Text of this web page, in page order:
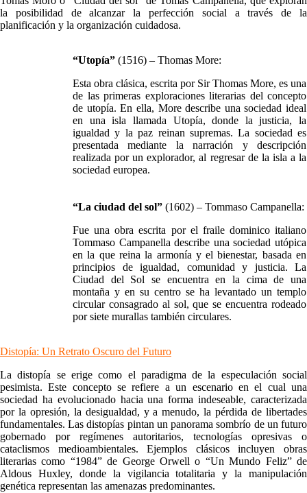
la posibilidad de alcanzar la perfección social a través de la
planificación y la organización cuidadosa.
“Utopía” (1516) – Thomas More:
Esta obra clásica, escrita por Sir Thomas More, es una
de las primeras exploraciones literarias del concepto
de utopía. En ella, More describe una sociedad ideal
en una isla llamada Utopía, donde la justicia, la
igualdad y la paz reinan supremas. La sociedad es
presentada mediante la narración y descripción
realizada por un explorador, al regresar de la isla a la
sociedad europea.
“La ciudad del sol” (1602) – Tommaso Campanella:
Fue una obra escrita por el fraile dominico italiano
Tommaso Campanella describe una sociedad utópica
en la que reina la armonía y el bienestar, basada en
principios de igualdad, comunidad y justicia. La
Ciudad del Sol se encuentra en la cima de una
montaña y en su centro se ha levantado un templo
circular consagrado al sol, que se encuentra rodeado
por siete murallas también circulares.
Distopía: Un Retrato Oscuro del Futuro
La distopía se erige como el paradigma de la especulación social
pesimista. Este concepto se refiere a un escenario en el cual una
sociedad ha evolucionado hacia una forma indeseable, caracterizada
por la opresión, la desigualdad, y a menudo, la pérdida de libertades
fundamentales. Las distopías pintan un panorama sombrío de un futuro
gobernado por regímenes autoritarios, tecnologías opresivas o
cataclismos medioambientales. Ejemplos clásicos incluyen obras
literarias como “1984” de George Orwell o “Un Mundo Feliz” de
Aldous Huxley, donde la vigilancia totalitaria y la manipulación
genética representan las amenazas predominantes.